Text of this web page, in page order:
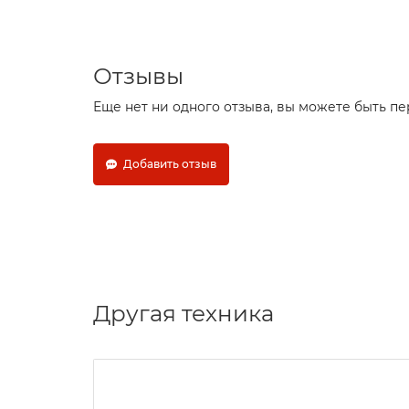
Отзывы
Еще нет ни одного отзыва, вы можете быть
Добавить отзыв
Другая техника